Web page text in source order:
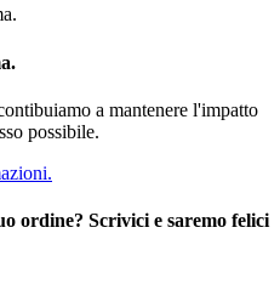
a mantenere l'impatto
possibile.
ordine? Scrivici e saremo felici